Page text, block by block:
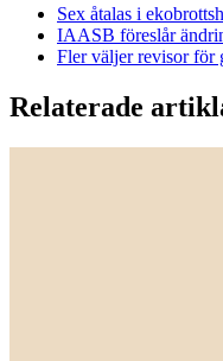
Sex åtalas i
IAASB föreslår
Fler väljer revisor för
Relaterade